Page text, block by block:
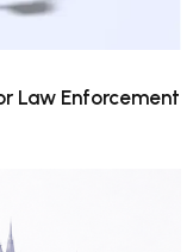
Law Enforcement